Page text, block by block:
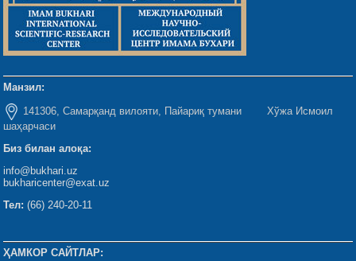
Манзил:
141306, Самарқанд вилояти, Пайариқ тумани Хўжа Исмоил
шаҳарчаси
Биз билан алоқа:
info@bukhari.uz
bukharicenter@exat.uz
Тел: (66) 240-20-11
ҲАМКОР САЙТЛАР: